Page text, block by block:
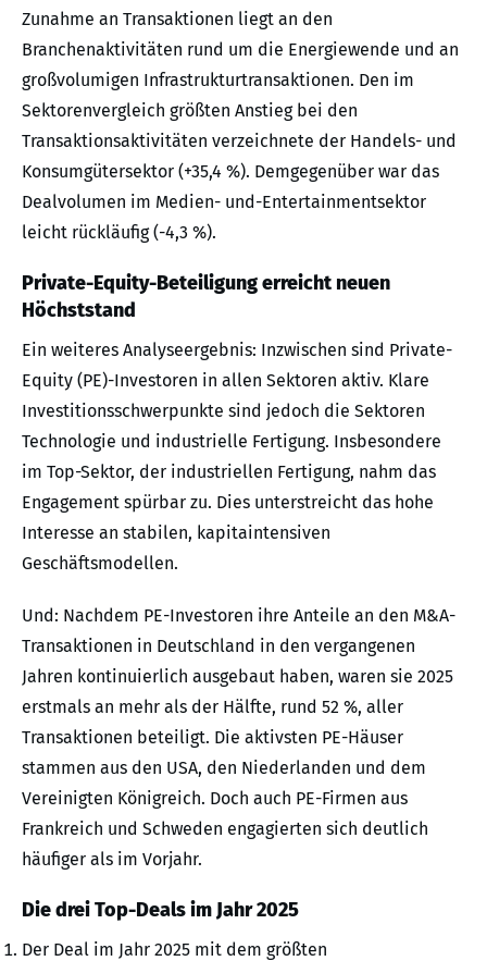
Zunahme an Transaktionen liegt an den
Branchenaktivitäten rund um die Energiewende und an
großvolumigen Infrastrukturtransaktionen. Den im
Sektorenvergleich größten Anstieg bei den
Transaktionsaktivitäten verzeichnete der Handels- und
Konsumgütersektor (+35,4 %). Demgegenüber war das
Dealvolumen im Medien- und-Entertainmentsektor
leicht rückläufig (-4,3 %).
Private-Equity-Beteiligung erreicht neuen
Höchststand
Ein weiteres Analyseergebnis: Inzwischen sind Private-
Equity (PE)-Investoren in allen Sektoren aktiv. Klare
Investitionsschwerpunkte sind jedoch die Sektoren
Technologie und industrielle Fertigung. Insbesondere
im Top-Sektor, der industriellen Fertigung, nahm das
Engagement spürbar zu. Dies unterstreicht das hohe
Interesse an stabilen, kapitaintensiven
Geschäftsmodellen.
Und: Nachdem PE-Investoren ihre Anteile an den M&A-
Transaktionen in Deutschland in den vergangenen
Jahren kontinuierlich ausgebaut haben, waren sie 2025
erstmals an mehr als der Hälfte, rund 52 %, aller
Transaktionen beteiligt. Die aktivsten PE-Häuser
stammen aus den USA, den Niederlanden und dem
Vereinigten Königreich. Doch auch PE-Firmen aus
Frankreich und Schweden engagierten sich deutlich
häufiger als im Vorjahr.
Die drei Top-Deals im Jahr 2025
Der Deal im Jahr 2025 mit dem größten